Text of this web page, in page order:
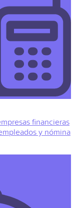
financieras
y nómina